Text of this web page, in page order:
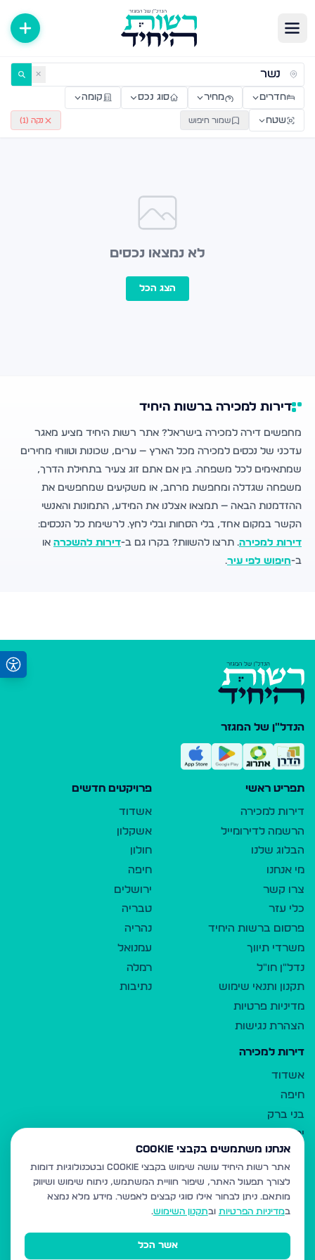
דירות למכירה ולהשכרה — רשות היחיד ✕
חדרים מחיר סוג נכס קומה
שטח שמור חיפוש נקה ( 1
)
לא נמצאו נכסים
הצג הכל
דירות למכירה ברשות היחיד
מחפשים דירה למכירה בישראל? אתר רשות היחיד מציע מאגר
עדכני של נכסים למכירה מכל הארץ — ערים, שכונות וטווחי מחירים
שמתאימים לכל משפחה. בין אם אתם זוג צעיר בתחילת הדרך,
משפחה שגדלה ומחפשת מרחב, או משקיעים שמחפשים את
ההזדמנות הבאה — תמצאו אצלנו את המידע, התמונות והאנשי
הקשר במקום אחד, בלי הסחות ובלי לחץ. לרשימת כל הנכסים:
דירות למכירה. תרצו להשוות? בקרו גם ב-דירות להשכרה או
ב-חיפוש לפי עיר.
הנדל"ן של המגזר
תפריט ראשי
דירות למכירה
הרשמה לדירומייל
הבלוג שלנו
מי אנחנו
צרו קשר
כלי עזר
פרסום ברשות היחיד
משרדי תיווך
נדל"ן חו"ל
תקנון ותנאי שימוש
מדיניות פרטיות
הצהרת נגישות
פרויקטים חדשים
אשדוד
אשקלון
חולון
חיפה
ירושלים
טבריה
נהריה
עמנואל
רמלה
נתיבות
דירות למכירה
אשדוד
חיפה
בני ברק
ירושלים
אלעד
גבעת זאב
בית שמש
רכסים
מודיעין עילית
אנחנו משתמשים בקבצי Cookie
אתר רשות היחיד עושה שימוש בקבצי Cookie ובטכנולוגיות דומות
לצורך תפעול האתר, שיפור חוויית המשתמש, ניתוח שימוש ושיווק
מותאם. ניתן לבחור אילו סוגי קבצים לאפשר. מידע מלא נמצא
במדיניות הפרטיות ובתקנון השימוש.
אשר הכל